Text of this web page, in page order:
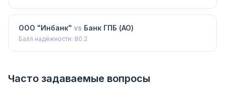
ООО "Инбанк" vs Банк ГПБ (АО)
Балл надёжности: 80.2
Часто задаваемые вопросы